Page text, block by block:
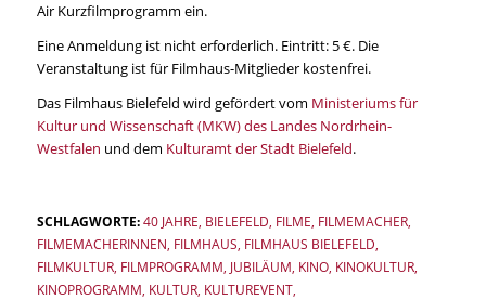
Air Kurzfilmprogramm ein.
Eine Anmeldung ist nicht erforderlich. Eintritt: 5 €. Die
Veranstaltung ist für Filmhaus-Mitglieder kostenfrei.
Das Filmhaus Bielefeld wird gefördert vom Ministeriums für
Kultur und Wissenschaft (MKW) des Landes Nordrhein-
Westfalen und dem Kulturamt der Stadt Bielefeld.
SCHLAGWORTE: 40 JAHRE, BIELEFELD, FILME, FILMEMACHER,
FILMEMACHERINNEN, FILMHAUS, FILMHAUS BIELEFELD,
FILMKULTUR, FILMPROGRAMM, JUBILÄUM, KINO, KINOKULTUR,
KINOPROGRAMM, KULTUR, KULTUREVENT,